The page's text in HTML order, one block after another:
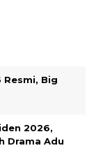
Big
2026,
Drama Adu